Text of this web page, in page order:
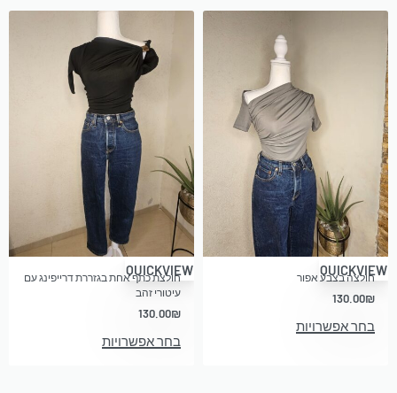
QUICKVIEW
חולצה בצבע אפור
130.00₪
בחר אפשרויות
QUICKVIEW
חולצת כתף אחת בגזררת דרייפינג עם
עיטורי זהב
130.00₪
בחר אפשרויות